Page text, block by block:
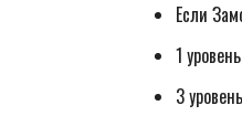
Если
1
3